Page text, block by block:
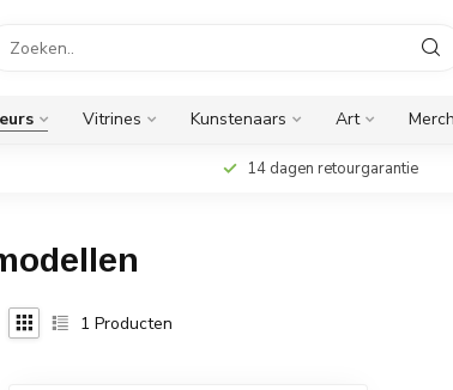
Vitrines Kunstenaars Art
14 dagen retourgarantie
1 Producten